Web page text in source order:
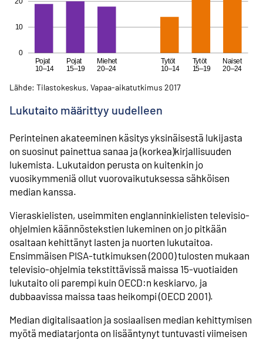
Lähde: Tilastokeskus, Vapaa-aikatutkimus 2017
Lukutaito määrittyy uudelleen
Perinteinen akateeminen käsitys yksinäisestä lukijasta
on suosinut painettua sanaa ja (korkea)kirjallisuuden
lukemista. Lukutaidon perusta on kuitenkin jo
vuosikymmeniä ollut vuorovaikutuksessa sähköisen
median kanssa.
Vieraskielisten, useimmiten englanninkielisten televisio-
ohjelmien käännöstekstien lukeminen on jo pitkään
osaltaan kehittänyt lasten ja nuorten lukutaitoa.
Ensimmäisen PISA-tutkimuksen (2000) tulosten mukaan
televisio-ohjelmia tekstittävissä maissa 15-vuotiaiden
lukutaito oli parempi kuin OECD:n keskiarvo, ja
dubbaavissa maissa taas heikompi (OECD 2001).
Median digitalisaation ja sosiaalisen median kehittymisen
myötä mediatarjonta on lisääntynyt tuntuvasti viimeisen